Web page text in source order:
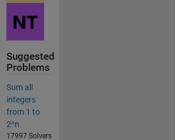
Suggested
Problems
Sum all
integers
from 1 to
2^n
17997 Solvers